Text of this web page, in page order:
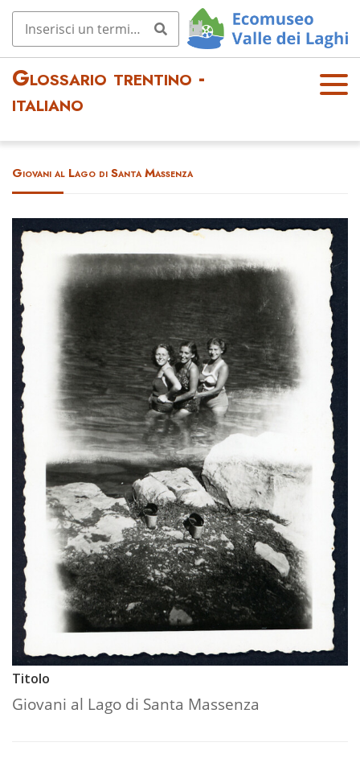
Glossario trentino -
italiano
OPE
Giovani al Lago di Santa Massenza
Titolo
Giovani al Lago di Santa Massenza